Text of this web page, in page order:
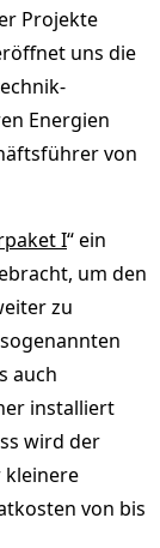
Projekte
uns die
Energien
von
I“ ein
um den
zu
auch
installiert
wird der
kleinere
von bis